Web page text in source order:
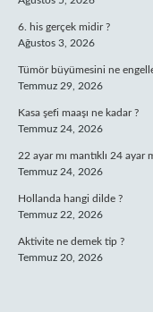
6. his gerçek midir ?
Ağustos 3, 2026
Tümör büyümesini ne
Temmuz 29, 2026
Kasa şefi maaşı ne kadar ?
Temmuz 24, 2026
22 ayar mı mantıklı 24 ayar
Temmuz 24, 2026
Hollanda hangi dilde ?
Temmuz 22, 2026
Aktivite ne demek tip ?
Temmuz 20, 2026